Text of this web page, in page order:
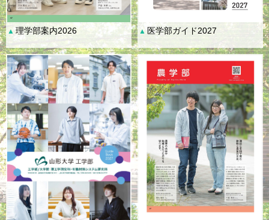
▲理学部案内2026 ▲ 医学部ガイド2027